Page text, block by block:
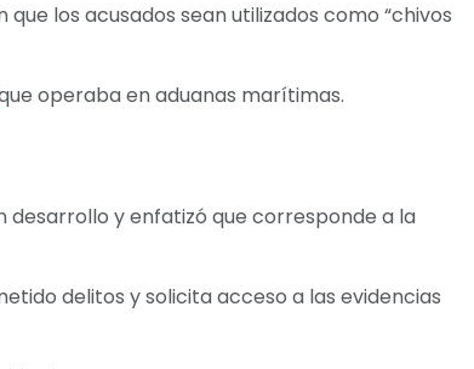
los acusados sean utilizados como “chivos
operaba en aduanas marítimas.
y enfatizó que corresponde a la
delitos y solicita acceso a las evidencias